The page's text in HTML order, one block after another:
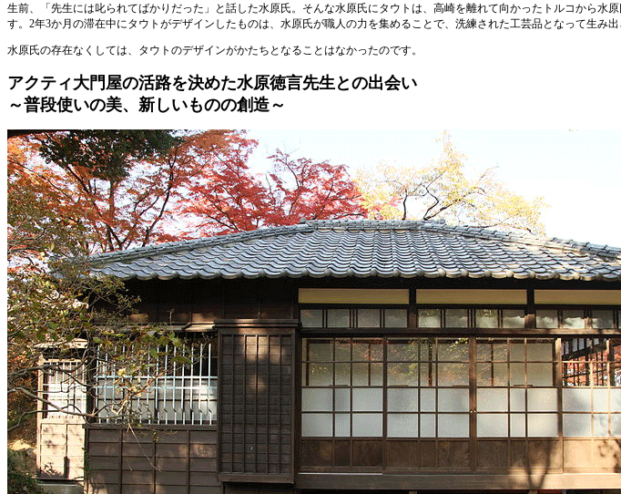
生前、「先生には叱られてばかりだった」と話した水原氏。そんな水原氏にタウトは、高崎を離れて向かったトルコから
す。2年3か月の滞在中にタウトがデザインしたものは、水原氏が職人の力を集めることで、洗練された工芸品となって生み出
水原氏の存在なくしては、タウトのデザインがかたちとなることはなかったのです。
アクティ大門屋の活路を決めた水原徳言先生との出会い
～普段使いの美、新しいものの創造～